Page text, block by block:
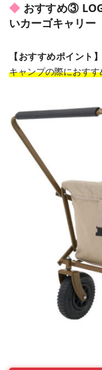
おすすめ③
いカーゴキャリー
【おすすめポイント】
キャンプの際におすす